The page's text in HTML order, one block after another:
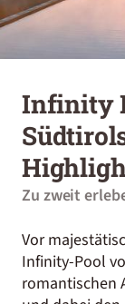
Infinity
Zu zweit
Vor
Infinity-Pool
romantischen